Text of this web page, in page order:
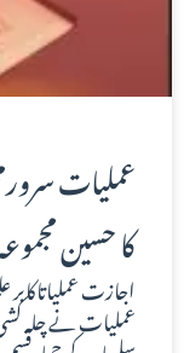
عملیات
کا حسین
اجازت
عملیات نے چلہ